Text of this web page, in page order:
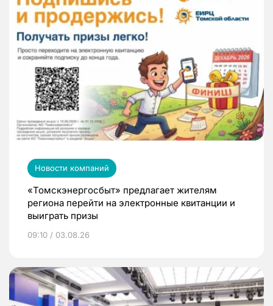
Новости компаний
«Томскэнергосбыт» предлагает жителям
региона перейти на электронные квитанции и
выиграть призы
09:10 / 03.08.26